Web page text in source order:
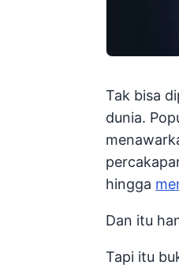
Tak bisa
dunia.
hingga
Dan itu
Tapi itu